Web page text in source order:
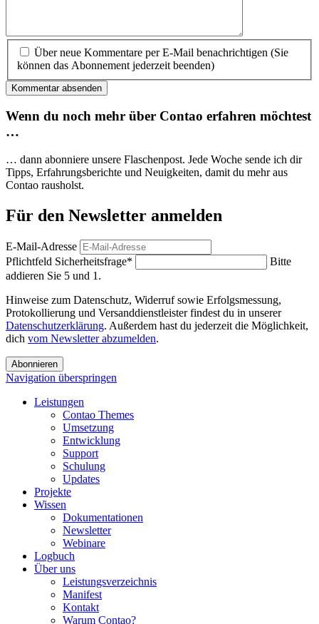
Über neue Kommentare per E-Mail benachrichtigen (Sie
können das Abonnement jederzeit beenden)
Kommentar absenden
Wenn du noch mehr über Contao erfahren möchtest
…
… dann abonniere unsere Flaschenpost. Jede Woche sende ich dir
Tipps, Erfahrungs­berichte und Neuigkeiten, damit du mehr aus
Contao rausholst.
Für den Newsletter anmelden
E-Mail-Adresse
Pflichtfeld Sicherheitsfrage*
Bitte
addieren Sie 5 und 1.
Hinweise zum Datenschutz, Widerruf sowie Erfolgsmessung,
Protokollierung und Versanddienstleister findest du in unserer
Datenschutzerklärung. Außerdem hast du jederzeit die Möglichkeit,
dich vom Newsletter abzumelden.
Abonnieren
Navigation überspringen
Leistungen
Contao Themes
Umsetzung
Entwicklung
Support
Schulung
Updates
Projekte
Wissen
Dokumentationen
Newsletter
Webinare
Logbuch
Über uns
Leistungsverzeichnis
Manifest
Kontakt
Warum Contao?